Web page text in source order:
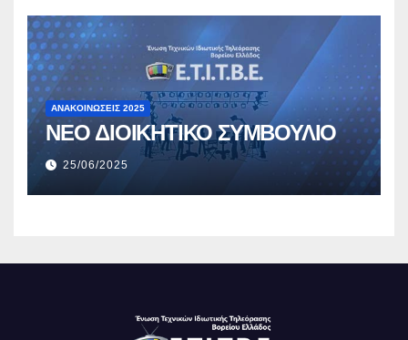
ΑΝΑΚΟΙΝΏΣΕΙΣ 2025
ΝΕΟ ΔΙΟΙΚΗΤΙΚΟ ΣΥΜΒΟΥΛΙΟ
25/06/2025